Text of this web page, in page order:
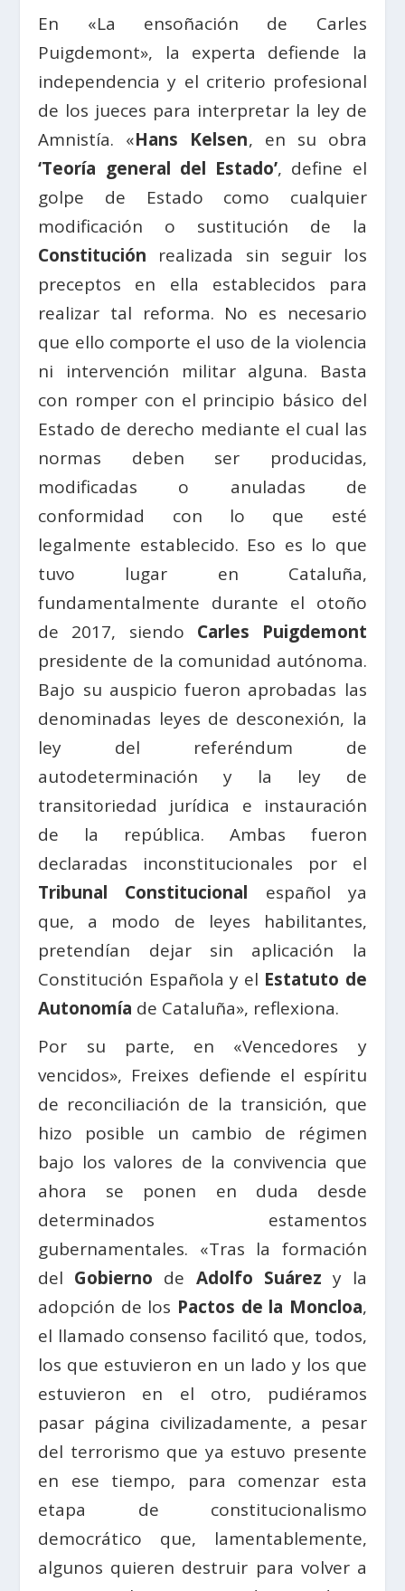
En «La ensoñación de Carles
Puigdemont», la experta defiende la
independencia y el criterio profesional
de los jueces para interpretar la ley de
Amnistía. «Hans Kelsen, en su obra
‘Teoría general del Estado’, define el
golpe de Estado como cualquier
modificación o sustitución de la
Constitución realizada sin seguir los
preceptos en ella establecidos para
realizar tal reforma. No es necesario
que ello comporte el uso de la violencia
ni intervención militar alguna. Basta
con romper con el principio básico del
Estado de derecho mediante el cual las
normas deben ser producidas,
modificadas o anuladas de
conformidad con lo que esté
legalmente establecido. Eso es lo que
tuvo lugar en Cataluña,
fundamentalmente durante el otoño
de 2017, siendo Carles Puigdemont
presidente de la comunidad autónoma.
Bajo su auspicio fueron aprobadas las
denominadas leyes de desconexión, la
ley del referéndum de
autodeterminación y la ley de
transitoriedad jurídica e instauración
de la república. Ambas fueron
declaradas inconstitucionales por el
Tribunal Constitucional español ya
que, a modo de leyes habilitantes,
pretendían dejar sin aplicación la
Constitución Española y el Estatuto de
Autonomía de Cataluña», reflexiona.
Por su parte, en «Vencedores y
vencidos», Freixes defiende el espíritu
de reconciliación de la transición, que
hizo posible un cambio de régimen
bajo los valores de la convivencia que
ahora se ponen en duda desde
determinados estamentos
gubernamentales. «Tras la formación
del Gobierno de Adolfo Suárez y la
adopción de los Pactos de la Moncloa,
el llamado consenso facilitó que, todos,
los que estuvieron en un lado y los que
estuvieron en el otro, pudiéramos
pasar página civilizadamente, a pesar
del terrorismo que ya estuvo presente
en ese tiempo, para comenzar esta
etapa de constitucionalismo
democrático que, lamentablemente,
algunos quieren destruir para volver a